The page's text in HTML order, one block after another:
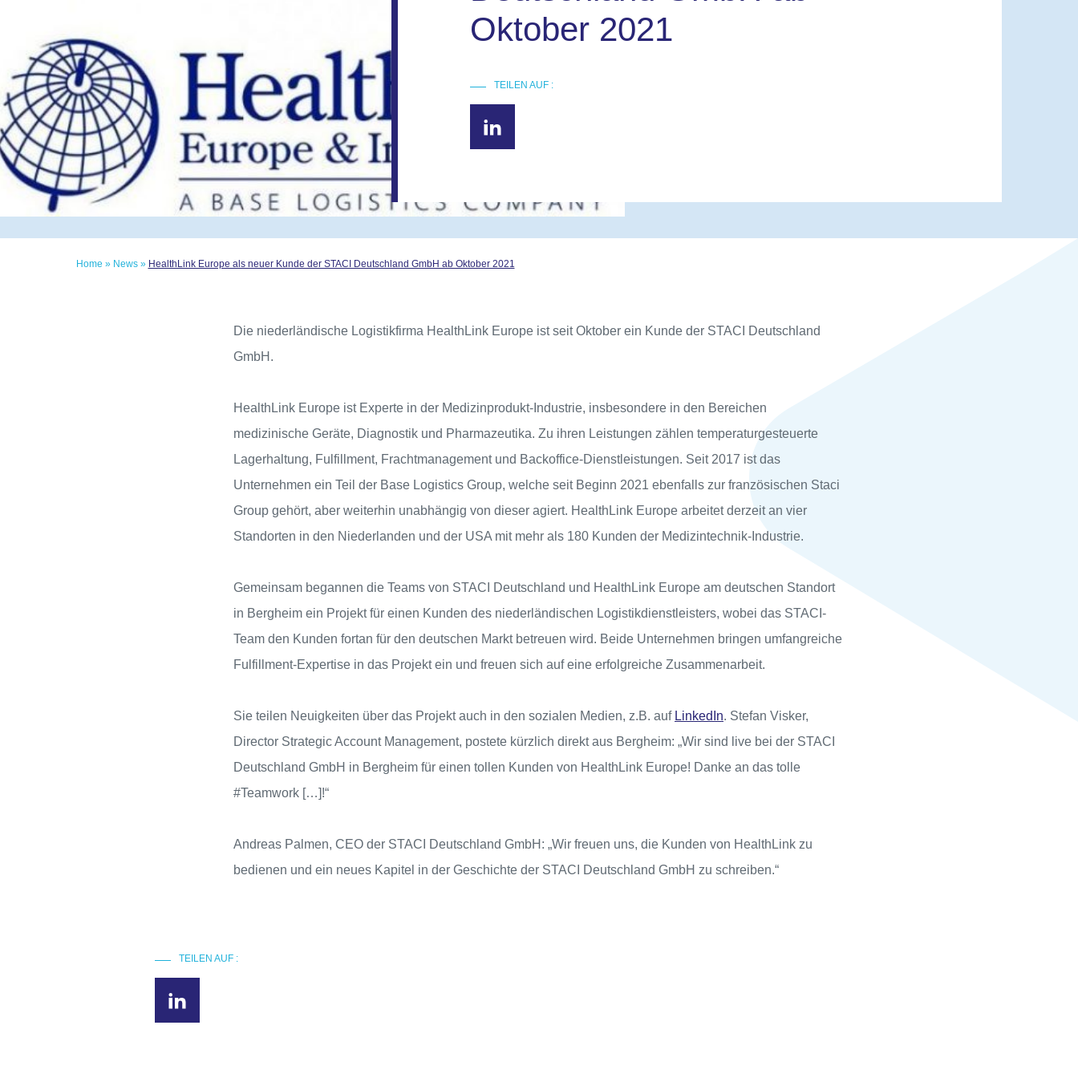
Oktober 2021
TEILEN AUF :
Home » News» HealthLink Europe als neuer Kunde der STACI Deutschland GmbH ab Oktober 2021
Die niederländische Logistikfirma HealthLink Europe ist seit Oktober ein Kunde der STACI Deutschland
GmbH.
HealthLink Europe ist Experte in der Medizinprodukt-Industrie, insbesondere in den Bereichen
medizinische Geräte, Diagnostik und Pharmazeutika. Zu ihren Leistungen zählen temperaturgesteuerte
Lagerhaltung, Fulfillment, Frachtmanagement und Backoffice-Dienstleistungen. Seit 2017 ist das
Unternehmen ein Teil der Base Logistics Group, welche seit Beginn 2021 ebenfalls zur französischen Staci
Group gehört, aber weiterhin unabhängig von dieser agiert. HealthLink Europe arbeitet derzeit an vier
Standorten in den Niederlanden und der USA mit mehr als 180 Kunden der Medizintechnik-Industrie.
Gemeinsam begannen die Teams von STACI Deutschland und HealthLink Europe am deutschen Standort
in Bergheim ein Projekt für einen Kunden des niederländischen Logistikdienstleisters, wobei das STACI-
Team den Kunden fortan für den deutschen Markt betreuen wird. Beide Unternehmen bringen umfangreiche
Fulfillment-Expertise in das Projekt ein und freuen sich auf eine erfolgreiche Zusammenarbeit.
Sie teilen Neuigkeiten über das Projekt auch in den sozialen Medien, z.B. auf LinkedIn. Stefan Visker,
Director Strategic Account Management, postete kürzlich direkt aus Bergheim: „Wir sind live bei der STACI
Deutschland GmbH in Bergheim für einen tollen Kunden von HealthLink Europe! Danke an das tolle
#Teamwork […]!“
Andreas Palmen, CEO der STACI Deutschland GmbH: „Wir freuen uns, die Kunden von HealthLink zu
bedienen und ein neues Kapitel in der Geschichte der STACI Deutschland GmbH zu schreiben.“
TEILEN AUF :